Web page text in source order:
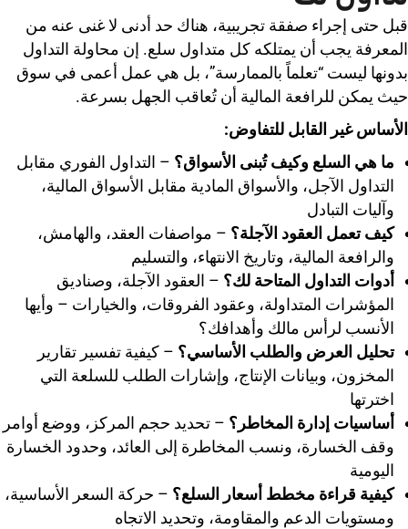
قبل حتى إجراء صفقة تجريبية، هناك حد أدنى لا غنى عنه من
المعرفة يجب أن يمتلكه كل متداول سلع. إن محاولة التداول
بدونها ليست “تعلماً بالممارسة”، بل هي عمل أعمى في سوق
حيث يمكن للرافعة المالية أن تُعاقب الجهل بسرعة.
الأساس غير القابل للتفاوض:
ما هي السلع وكيف تُبنى الأسواق؟ – التداول الفوري مقابل
التداول الآجل، والأسواق المادية مقابل الأسواق المالية،
وآليات التبادل
كيف تعمل العقود الآجلة؟ – مواصفات العقد، والهامش،
والرافعة المالية، وتاريخ الانتهاء، والتسليم
أدوات التداول المتاحة لك؟ – العقود الآجلة، وصناديق
المؤشرات المتداولة، وعقود الفروقات، والخيارات – وأيها
الأنسب لرأس مالك وأهدافك؟
تحليل العرض والطلب الأساسي؟ – كيفية تفسير تقارير
المخزون، وبيانات الإنتاج، وإشارات الطلب للسلعة التي
اخترتها
أساسيات إدارة المخاطر؟ – تحديد حجم المركز، ووضع أوامر
وقف الخسارة، ونسب المخاطرة إلى العائد، وحدود الخسارة
اليومية
كيفية قراءة مخطط أسعار السلع؟ – حركة السعر الأساسية،
ومستويات الدعم والمقاومة، وتحديد الاتجاه